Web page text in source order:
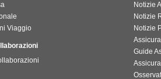
Viaggio
Notizie
Notizie
Notizie
Guide